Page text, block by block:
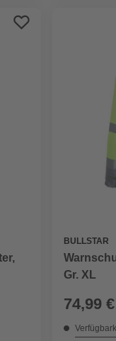
BULLSTAR
Gr. XL
74,99 €